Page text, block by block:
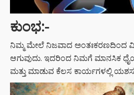
ಕುಂಭ:-
ನಿಮ್ಮ ಮೇಲೆ ನಿಜವಾದ ಅಂತಃಕರಣದಿಂದ
ಆಗುವುದು. ಇದರಿಂದ ನಿಮಗೆ ಮಾನಸಿಕ
ಮತ್ತು ಮಾಡುವ ಕೆಲಸ ಕಾರ್ಯಗಳಲ್ಲಿ